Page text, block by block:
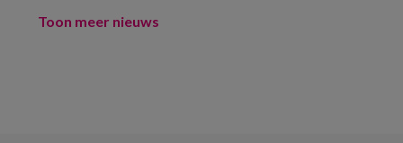
Toon meer nieuws